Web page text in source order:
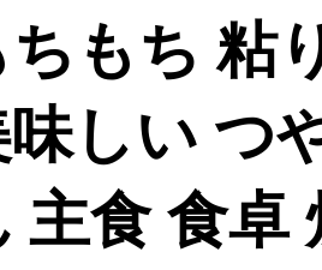
ちもち 粘
味しい つ
主食 食卓